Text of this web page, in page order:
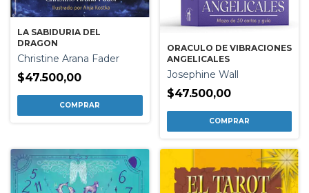
LA SABIDURIA DEL
DRAGON
Christine Arana Fader
$47.500,00
ORACULO DE VIBRACIONES
ANGELICALES
Josephine Wall
$47.500,00